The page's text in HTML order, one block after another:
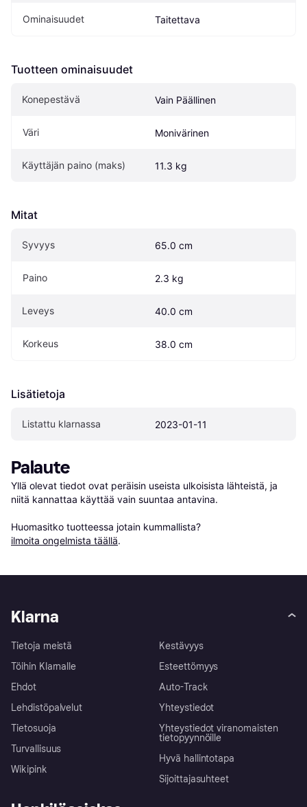
Ominaisuudet Taitettava
Tuotteen ominaisuudet
Konepestävä Vain Päällinen
Väri Monivärinen
Käyttäjän paino (maks) 11.3 kg
Mitat
Syvyys 65.0 cm
Paino 2.3 kg
Leveys 40.0 cm
Korkeus 38.0 cm
Lisätietoja
Listattu klarnassa 2023-01-11
Palaute
Yllä olevat tiedot ovat peräisin useista ulkoisista lähteistä, ja
niitä kannattaa käyttää vain suuntaa antavina.
Huomasitko tuotteessa jotain kummallista?
ilmoita ongelmista täällä.
Klarna
Tietoja meistä
Töihin Klarnalle
Ehdot
Lehdistöpalvelut
Tietosuoja
Turvallisuus
Wikipink
Kestävyys
Esteettömyys
Auto-Track
Yhteystiedot
Yhteystiedot viranomaisten
tietopyynnöille
Hyvä hallintotapa
Sijoittajasuhteet